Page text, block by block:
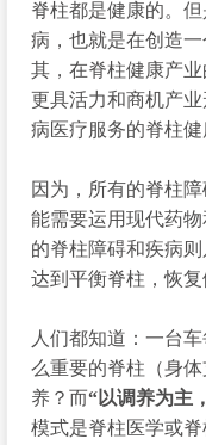
脊柱都是健康的。
病，也就是在创造
其，在脊柱健康产
更具活力和商机产
病医疗服务的脊柱健
因为，所有的脊柱
能需要运用现代药
的脊柱障碍和疾病
达到平衡脊柱，恢复
人们都知道：一台
么重要的脊柱（身
养？而“以调养为主
模式是脊柱医学或